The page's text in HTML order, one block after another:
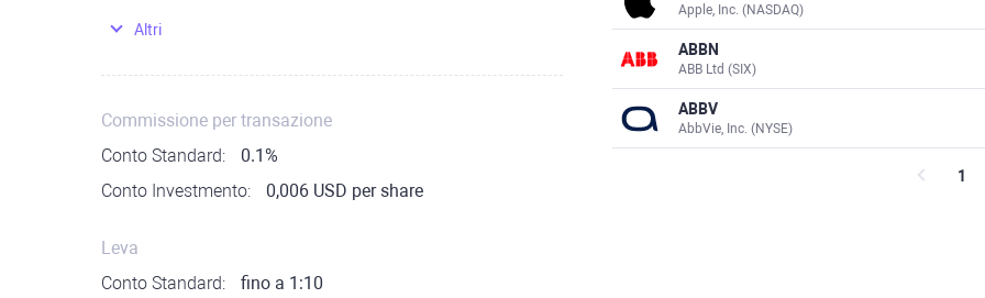
Apple, Inc. (NASDAQ)
ABBN
ABB Ltd (SIX)
ABBV
AbbVie, Inc. (NYSE)
1
Altri
Commissione per transazione
Conto Standard:
0.1%
Conto Investmento:
0,006 USD per share
Leva
Conto Standard:
fino a 1:10